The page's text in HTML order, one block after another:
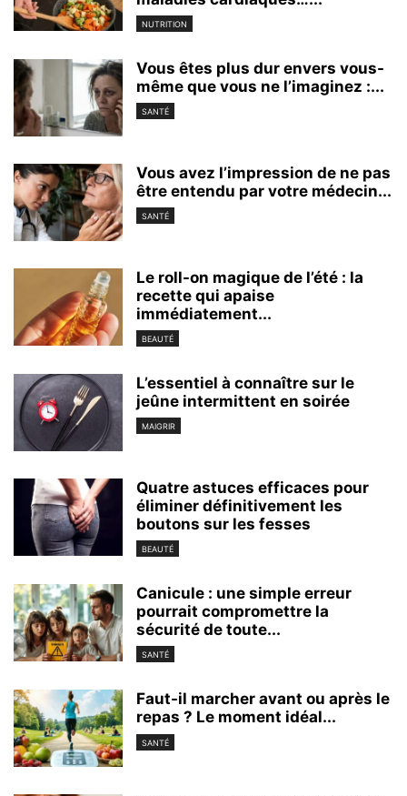
NUTRITION
Vous êtes plus dur envers vous-
même que vous ne l’imaginez :...
SANTÉ
Vous avez l’impression de ne pas
être entendu par votre médecin...
SANTÉ
Le roll-on magique de l’été : la
recette qui apaise
immédiatement...
BEAUTÉ
L’essentiel à connaître sur le
jeûne intermittent en soirée
MAIGRIR
Quatre astuces efficaces pour
éliminer définitivement les
boutons sur les fesses
BEAUTÉ
Canicule : une simple erreur
pourrait compromettre la
sécurité de toute...
SANTÉ
Faut-il marcher avant ou après le
repas ? Le moment idéal...
SANTÉ